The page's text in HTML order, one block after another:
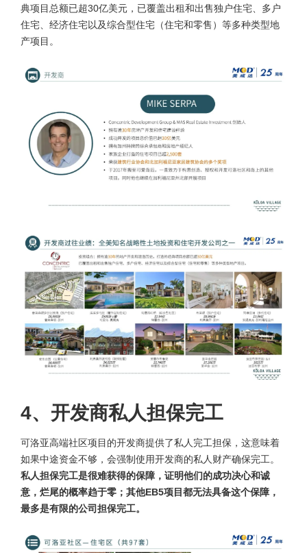
典项目总额已超30亿美元，已覆盖出租和出售独户住宅、多户
住宅、经济住宅以及综合型住宅（住宅和零售）等多种类型地
产项目。
4、开发商私人担保完工
可洛亚高端社区项目的开发商提供了私人完工担保，这意味着
如果中途资金不够，会强制使用开发商的私人财产确保完工。
私人担保完工是很难获得的保障，证明他们的成功决心和诚
意，烂尾的概率趋于零；其他EB5项目都无法具备这个保障，
最多是有限的公司担保完工。